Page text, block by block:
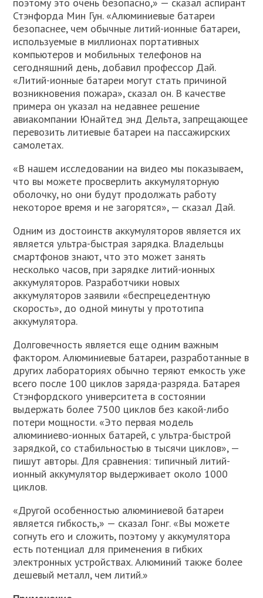
Стэнфорда Мин Гун. «Алюминиевые батареи
безопаснее, чем обычные литий-ионные батареи,
используемые в миллионах портативных
компьютеров и мобильных телефонов на
сегодняшний день, добавил профессор Дай.
«Литий-ионные батареи могут стать причиной
возникновения пожара», сказал он. В качестве
примера он указал на недавнее решение
авиакомпании Юнайтед энд Дельта, запрещающее
перевозить литиевые батареи на пассажирских
самолетах.
«В нашем исследовании на видео мы показываем,
что вы можете просверлить аккумуляторную
оболочку, но они будут продолжать работу
некоторое время и не загорятся», — сказал Дай.
Одним из достоинств аккумуляторов является их
является ультра-быстрая зарядка. Владельцы
смартфонов знают, что это может занять
несколько часов, при зарядке литий-ионных
аккумуляторов. Разработчики новых
аккумуляторов заявили «беспрецедентную
скорость», до одной минуты у прототипа
аккумулятора.
Долговечность является еще одним важным
фактором. Алюминиевые батареи, разработанные в
других лабораториях обычно теряют емкость уже
всего после 100 циклов заряда-разряда. Батарея
Стэнфордского университета в состоянии
выдержать более 7500 циклов без какой-либо
потери мощности. «Это первая модель
алюминиево-ионных батарей, с ультра-быстрой
зарядкой, со стабильностью в тысячи циклов», —
пишут авторы. Для сравнения: типичный литий-
ионный аккумулятор выдерживает около 1000
циклов.
«Другой особенностью алюминиевой батареи
является гибкость,» — сказал Гонг. «Вы можете
согнуть его и сложить, поэтому у аккумулятора
есть потенциал для применения в гибких
электронных устройствах. Алюминий также более
дешевый металл, чем литий.»